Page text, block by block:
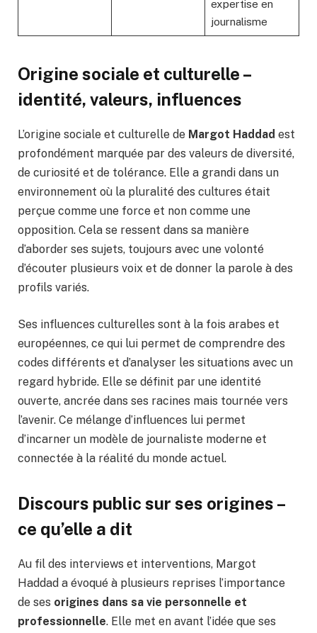
expertise en
journalisme
Origine sociale et culturelle –
identité, valeurs, influences
L’origine sociale et culturelle de Margot Haddad est
profondément marquée par des valeurs de diversité,
de curiosité et de tolérance. Elle a grandi dans un
environnement où la pluralité des cultures était
perçue comme une force et non comme une
opposition. Cela se ressent dans sa manière
d’aborder ses sujets, toujours avec une volonté
d’écouter plusieurs voix et de donner la parole à des
profils variés.
Ses influences culturelles sont à la fois arabes et
européennes, ce qui lui permet de comprendre des
codes différents et d’analyser les situations avec un
regard hybride. Elle se définit par une identité
ouverte, ancrée dans ses racines mais tournée vers
l’avenir. Ce mélange d’influences lui permet
d’incarner un modèle de journaliste moderne et
connectée à la réalité du monde actuel.
Discours public sur ses origines –
ce qu’elle a dit
Au fil des interviews et interventions, Margot
Haddad a évoqué à plusieurs reprises l’importance
de ses origines dans sa vie personnelle et
professionnelle. Elle met en avant l’idée que ses